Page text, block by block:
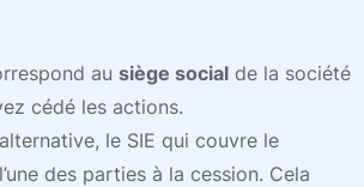
au siège social de la société
cédé les actions.
le SIE qui couvre le
des parties à la cession. Cela